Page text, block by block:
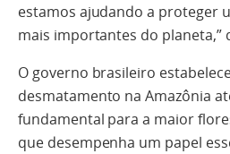
estamos ajudando a proteger
mais importantes do planeta,”
O governo brasileiro
desmatamento na Amazônia
fundamental para a maior
que desempenha um papel